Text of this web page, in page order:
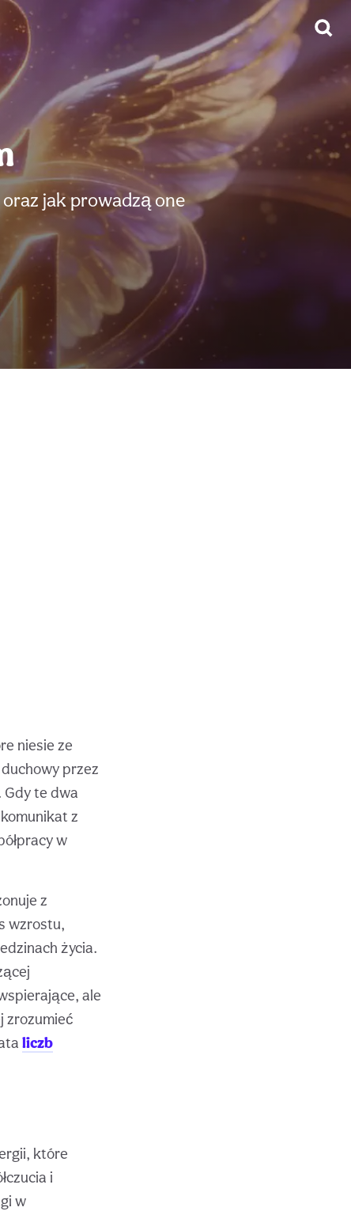
jak prowadzą one
niesie ze
przez
Gdy te dwa
z
w
z
wzrostu,
życia.
ale
zrozumieć
liczb
które
i
w